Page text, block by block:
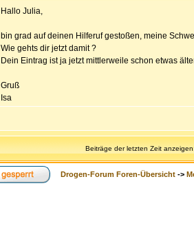
Hallo Julia,
bin grad auf deinen Hilferuf gestoßen, meine
Wie gehts dir jetzt damit ?
Dein Eintrag ist ja jetzt mittlerweile schon etwas
Gruß
Isa
Beiträge der letzten Zeit
Drogen-Forum Foren-Übersicht ->